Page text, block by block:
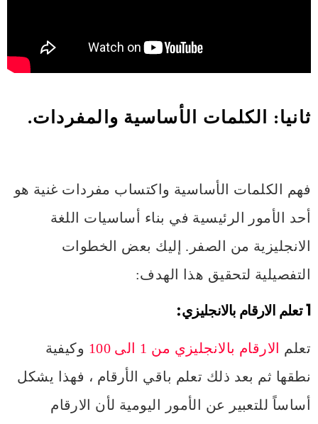
ثانيا: الكلمات الأساسية والمفردات.
فهم الكلمات الأساسية واكتساب مفردات غنية هو
أحد الأمور الرئيسية في بناء أساسيات اللغة
الانجليزية من الصفر. إليك بعض الخطوات
التفصيلية لتحقيق هذا الهدف:
1 تعلم الارقام بالانجليزي:
تعلم الارقام بالانجليزي من 1 الى 100
وكيفية
نطقها ثم بعد ذلك تعلم باقي الأرقام ، فهذا يشكل
أساساً للتعبير عن الأمور اليومية لأن الارقام